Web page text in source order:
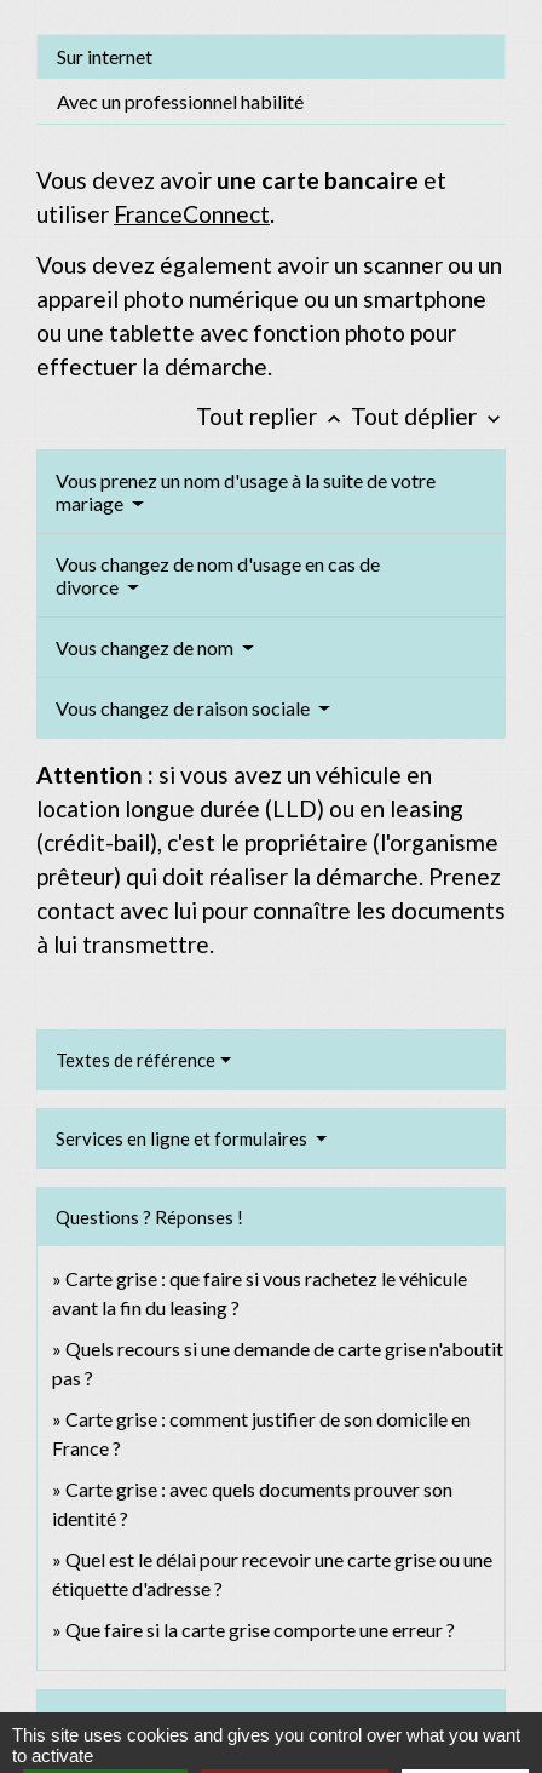
Sur internet
Avec un professionnel habilité
Vous devez avoir une carte bancaire et
utiliser FranceConnect.
Vous devez également avoir un scanner ou un
appareil photo numérique ou un smartphone
ou une tablette avec fonction photo pour
effectuer la démarche.
Tout replier keyboard_arrow_up Tout déplier keyboard_arrow_down
Vous prenez un nom d'usage à la suite de votre
mariage
Vous changez de nom d'usage en cas de
divorce
Vous changez de nom
Vous changez de raison sociale
Attention : si vous avez un véhicule en
location longue durée (LLD) ou en leasing
(crédit-bail), c'est le propriétaire (l'organisme
prêteur) qui doit réaliser la démarche. Prenez
contact avec lui pour connaître les documents
à lui transmettre.
Textes de référence
Services en ligne et formulaires
Questions ? Réponses !
Carte grise : que faire si vous rachetez le véhicule
avant la fin du leasing ?
Quels recours si une demande de carte grise n'aboutit
pas ?
Carte grise : comment justifier de son domicile en
France ?
Carte grise : avec quels documents prouver son
identité ?
Quel est le délai pour recevoir une carte grise ou une
étiquette d'adresse ?
Que faire si la carte grise comporte une erreur ?
This site uses cookies and gives you control over what you want
to activate